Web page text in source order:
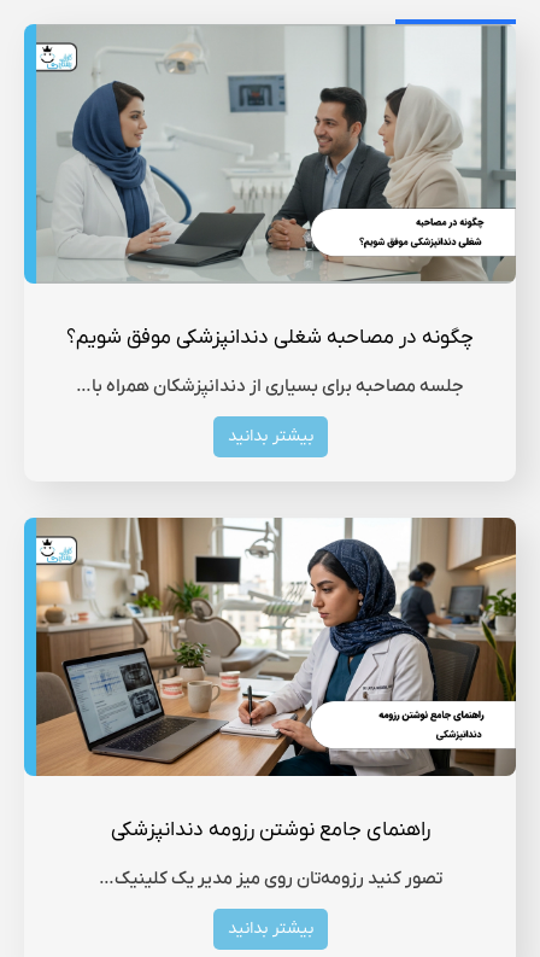
چگونه در مصاحبه شغلی دندانپزشکی موفق شویم؟
جلسه مصاحبه برای بسیاری از دندانپزشکان همراه با…
بیشتر بدانید
راهنمای جامع نوشتن رزومه دندانپزشکی
تصور کنید رزومه‌تان روی میز مدیر یک کلینیک…
بیشتر بدانید